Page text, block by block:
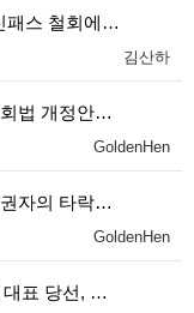
패스 철회에…
김산하
법 개정안…
GoldenHen
자의 타락…
GoldenHen
대표 당선, …